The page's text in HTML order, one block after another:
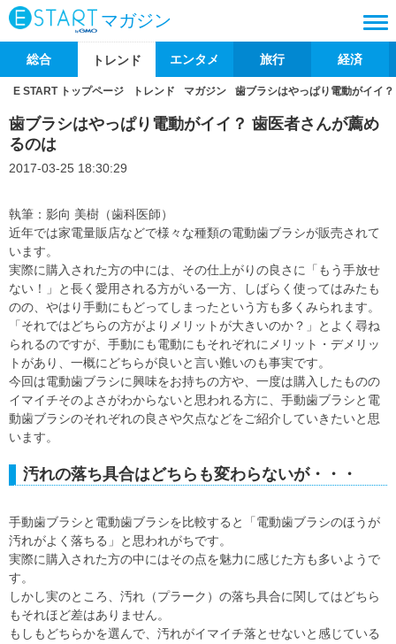
マガジン
総合 トレンド エンタメ 旅行 経済
E START トップページ トレンド マガジン 歯ブラシはやっぱり電動がイイ
歯ブラシはやっぱり電動がイイ？ 歯医者さんが薦め
るのは
2017-03-25 18:30:29
執筆：影向 美樹（歯科医師）
近年では家電量販店などで様々な種類の電動歯ブラシが販売されて
います。
実際に購入された方の中には、その仕上がりの良さに「もう手放せ
ない！」と長く愛用される方がいる一方、しばらく使ってはみたも
のの、やはり手動にもどってしまったという方も多くみられます。
「それではどちらの方がよりメリットが大きいのか？」とよく尋ね
られるのですが、手動にも電動にもそれぞれにメリット・デメリッ
トがあり、一概にどちらが良いと言い難いのも事実です。
今回は電動歯ブラシに興味をお持ちの方や、一度は購入したものの
イマイチそのよさがわからないと思われる方に、手動歯ブラシと電
動歯ブラシのそれぞれの良さや欠点などをご紹介していきたいと思
います。
汚れの落ち具合はどちらも変わらないが・・・
手動歯ブラシと電動歯ブラシを比較すると「電動歯ブラシのほうが
汚れがよく落ちる」と思われがちです。
実際に購入された方の中にはその点を魅力に感じた方も多いようで
す。
しかし実のところ、汚れ（プラーク）の落ち具合に関してはどちら
もそれほど差はありません。
もしもどちらかを選んで、汚れがイマイチ落とせないと感じている